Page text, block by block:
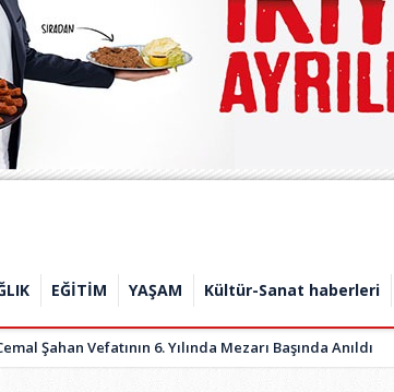
EĞİTİM YAŞAM Kültür-Sanat haberleri
Şahan Vefatının 6. Yılında Mezarı Başında Anıldı